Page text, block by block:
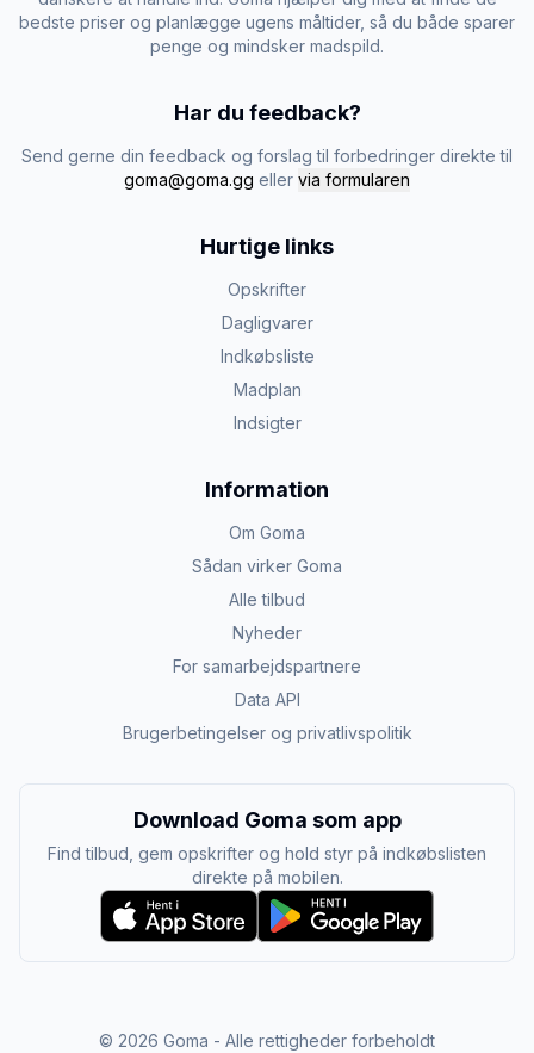
bedste priser og planlægge ugens måltider, så du både sparer
penge og mindsker madspild.
Har du feedback?
Send gerne din feedback og forslag til forbedringer direkte til
goma@goma.gg eller via formularen
Hurtige links
Opskrifter
Dagligvarer
Indkøbsliste
Madplan
Indsigter
Information
Om Goma
Sådan virker Goma
Alle tilbud
Nyheder
For samarbejdspartnere
Data API
Brugerbetingelser og privatlivspolitik
Download Goma som app
Find tilbud, gem opskrifter og hold styr på indkøbslisten
direkte på mobilen.
© 2026 Goma - Alle rettigheder forbeholdt